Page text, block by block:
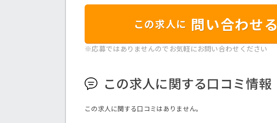
この求人に 問い合わせる
※応募ではありませんのでお気軽にお問い合わせください
この求人に関する口コミ情報
この求人に関する口コミはありません。